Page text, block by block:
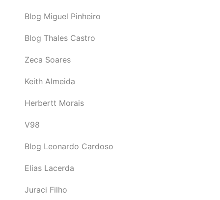
Blog Miguel Pinheiro
Blog Thales Castro
Zeca Soares
Keith Almeida
Herbertt Morais
V98
Blog Leonardo Cardoso
Elias Lacerda
Juraci Filho